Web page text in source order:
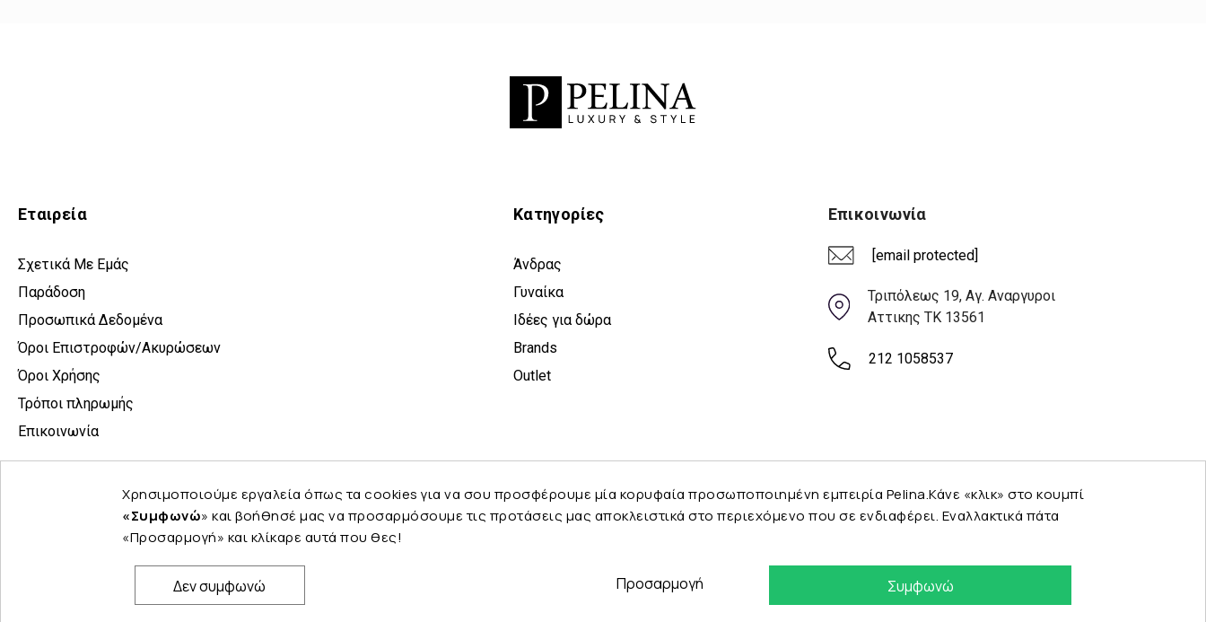
Εταιρεία
Σχετικά Με Εμάς
Παράδοση
Προσωπικά Δεδομένα
Όροι Επιστροφών/Ακυρώσεων
Όροι Χρήσης
Τρόποι πληρωμής
Επικοινωνία
Κατηγορίες
Άνδρας
Γυναίκα
Ιδέες για δώρα
Brands
Outlet
Επικοινωνία
[email protected]
Τριπόλεως 19, Αγ. Αναργυροι
Αττικης ΤΚ 13561
212 1058537
Χρησιμοποιούμε εργαλεία όπως τα cookies για να σου προσφέρουμε μία κορυφαία προσωποποιημένη εμπειρία Pelina.Κάνε «κλικ» στο κουμπί
«Συμφωνώ» και βοήθησέ μας να προσαρμόσουμε τις προτάσεις μας αποκλειστικά στο περιεχόμενο που σε ενδιαφέρει. Εναλλακτικά πάτα
«Προσαρμογή» και κλίκαρε αυτά που θες!
Συμφωνώ
Δεν συμφωνώ Προσαρμογή